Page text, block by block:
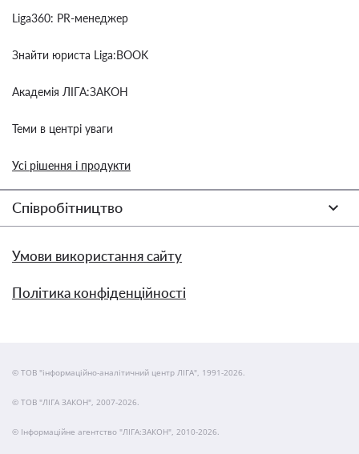
Liga360: PR-менеджер
Знайти юриста Liga:BOOK
Академія ЛІГА:ЗАКОН
Теми в центрі уваги
Усі рішення і продукти
Співробітництво
Умови використання сайту
Політика конфіденційності
© ТОВ "інформаційно-аналітичний центр ЛІГА", 1991-2026.
© ТОВ "ЛІГА ЗАКОН", 2007-2026.
© Інформаційне агентство "ЛІГА:ЗАКОН", 2010-2026.